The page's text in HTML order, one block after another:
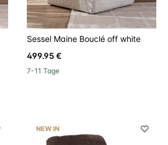
Sessel Maine Bouclé off white
499.95 €
7-11 Tage
NEW IN